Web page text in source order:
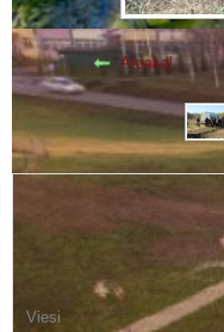
Atpakaļ